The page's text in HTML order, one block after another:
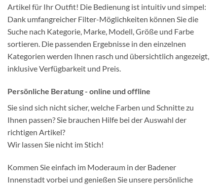
Artikel für Ihr Outfit! Die Bedienung ist intuitiv und simpel:
Dank umfangreicher Filter-Möglichkeiten können Sie die
Suche nach Kategorie, Marke, Modell, Größe und Farbe
sortieren. Die passenden Ergebnisse in den einzelnen
Kategorien werden Ihnen rasch und übersichtlich angezeigt,
inklusive Verfügbarkeit und Preis.
Persönliche Beratung - online und offline
Sie sind sich nicht sicher, welche Farben und Schnitte zu
Ihnen passen? Sie brauchen Hilfe bei der Auswahl der
richtigen Artikel?
Wir lassen Sie nicht im Stich!
Kommen Sie einfach im Moderaum in der Badener
Innenstadt vorbei und genießen Sie unsere persönliche